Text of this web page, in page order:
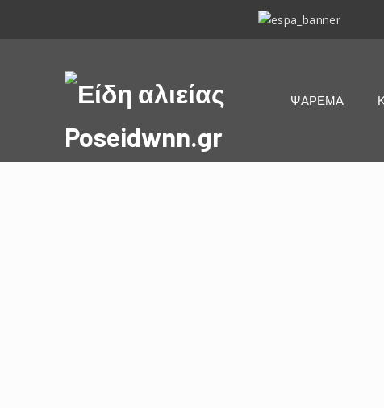
ΕΣΠΑ
Είδη
αλιείας
ΨΑΡΕΜΑ